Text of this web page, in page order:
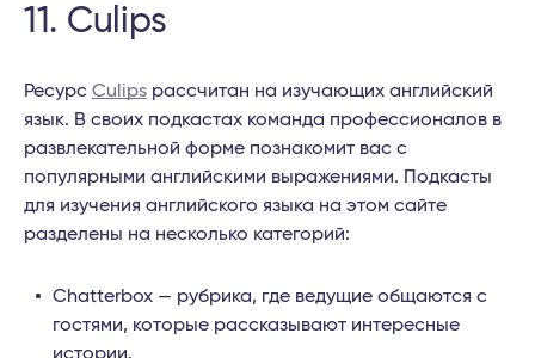
11. Culips
Ресурс Culips рассчитан на изучающих английский
язык. В своих подкастах команда профессионалов в
развлекательной форме познакомит вас с
популярными английскими выражениями. Подкасты
для изучения английского языка на этом сайте
разделены на несколько категорий:
Chatterbox — рубрика, где ведущие общаются с
гостями, которые рассказывают интересные
истории.